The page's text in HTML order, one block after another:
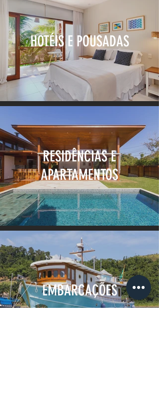
HOTÉIS E POUSADAS
RESIDÊNCIAS E
APARTAMENTOS
EMBARCAÇÕES